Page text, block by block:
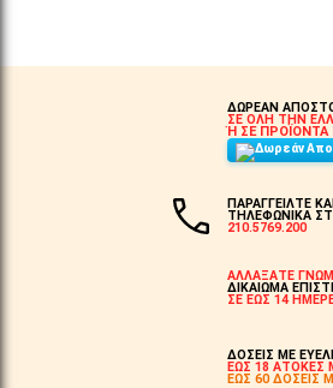
ΔΩΡΕΑΝ
ΣΕ ΟΛΗ ΤΗΝ
Ή ΣΕ
ΠΑΡΑΓΓΕΙΛΤΕ
ΤΗΛΕΦΩΝΙΚΑ
210.5769.200
ΑΛΛΑΞΑΤΕ
ΔΙΚΑΙΩΜΑ
ΣΕ ΕΩΣ 14
ΔΟΣΕΙΣ ΜΕ
ΕΩΣ 18 ΑΤΟΚΕΣ
ΕΩΣ 60 ΔΟΣΕΙΣ